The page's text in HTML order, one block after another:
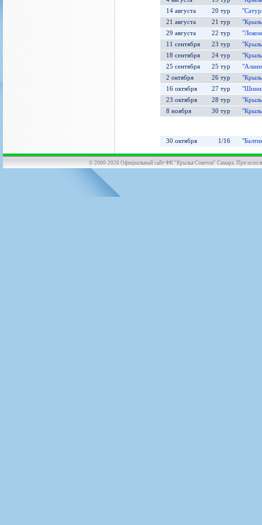
14 августа
20 тур
21 августа
21 тур
29 августа
22 тур
11 сентября
23 тур
18 сентября
24 тур
25 сентября
25 тур
2 октября
26 тур
16 октября
27 тур
23 октября
28 тур
8 ноября
30 тур
30 октября 1/16
© 2000-2026 Официальный сайт ФК "Крылья Советов" Самара. При